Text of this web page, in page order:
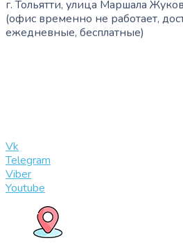
г. Тольятти, улица Маршала
(офис временно не работает,
ежедневные, бесплатные)
Vk
Telegram
Viber
Youtube